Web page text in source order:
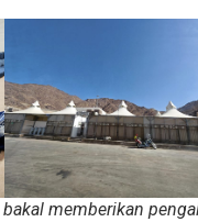
memberikan